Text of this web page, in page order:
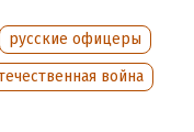
русские офицеры
война